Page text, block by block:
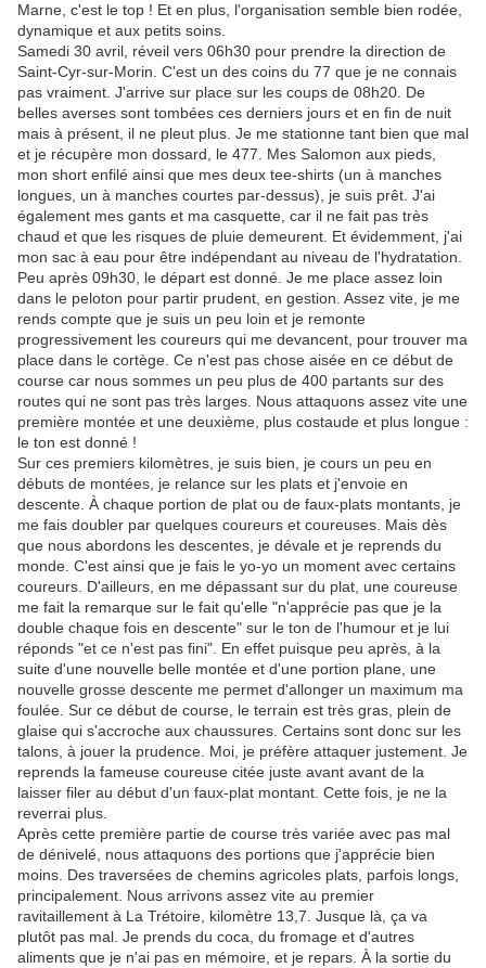
Marne, c'est le top ! Et en plus, l'organisation semble bien rodée,
dynamique et aux petits soins.
Samedi 30 avril, réveil vers 06h30 pour prendre la direction de
Saint-Cyr-sur-Morin. C'est un des coins du 77 que je ne connais
pas vraiment. J'arrive sur place sur les coups de 08h20. De
belles averses sont tombées ces derniers jours et en fin de nuit
mais à présent, il ne pleut plus. Je me stationne tant bien que mal
et je récupère mon dossard, le 477. Mes Salomon aux pieds,
mon short enfilé ainsi que mes deux tee-shirts (un à manches
longues, un à manches courtes par-dessus), je suis prêt. J'ai
également mes gants et ma casquette, car il ne fait pas très
chaud et que les risques de pluie demeurent. Et évidemment, j'ai
mon sac à eau pour être indépendant au niveau de l'hydratation.
Peu après 09h30, le départ est donné. Je me place assez loin
dans le peloton pour partir prudent, en gestion. Assez vite, je me
rends compte que je suis un peu loin et je remonte
progressivement les coureurs qui me devancent, pour trouver ma
place dans le cortège. Ce n'est pas chose aisée en ce début de
course car nous sommes un peu plus de 400 partants sur des
routes qui ne sont pas très larges. Nous attaquons assez vite une
première montée et une deuxième, plus costaude et plus longue :
le ton est donné !
Sur ces premiers kilomètres, je suis bien, je cours un peu en
débuts de montées, je relance sur les plats et j'envoie en
descente. À chaque portion de plat ou de faux-plats montants, je
me fais doubler par quelques coureurs et coureuses. Mais dès
que nous abordons les descentes, je dévale et je reprends du
monde. C'est ainsi que je fais le yo-yo un moment avec certains
coureurs. D'ailleurs, en me dépassant sur du plat, une coureuse
me fait la remarque sur le fait qu'elle "n'apprécie pas que je la
double chaque fois en descente" sur le ton de l'humour et je lui
réponds "et ce n'est pas fini". En effet puisque peu après, à la
suite d'une nouvelle belle montée et d'une portion plane, une
nouvelle grosse descente me permet d'allonger un maximum ma
foulée. Sur ce début de course, le terrain est très gras, plein de
glaise qui s'accroche aux chaussures. Certains sont donc sur les
talons, à jouer la prudence. Moi, je préfère attaquer justement. Je
reprends la fameuse coureuse citée juste avant avant de la
laisser filer au début d'un faux-plat montant. Cette fois, je ne la
reverrai plus.
Après cette première partie de course très variée avec pas mal
de dénivelé, nous attaquons des portions que j'apprécie bien
moins. Des traversées de chemins agricoles plats, parfois longs,
principalement. Nous arrivons assez vite au premier
ravitaillement à La Trétoire, kilomètre 13,7. Jusque là, ça va
plutôt pas mal. Je prends du coca, du fromage et d'autres
aliments que je n'ai pas en mémoire, et je repars. À la sortie du